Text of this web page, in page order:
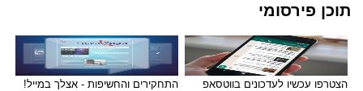
תוכן פירסומי
הצטרפו עכשיו לעדכונים בווטסאפ
התחקירים והחשיפות - אצלך במייל!